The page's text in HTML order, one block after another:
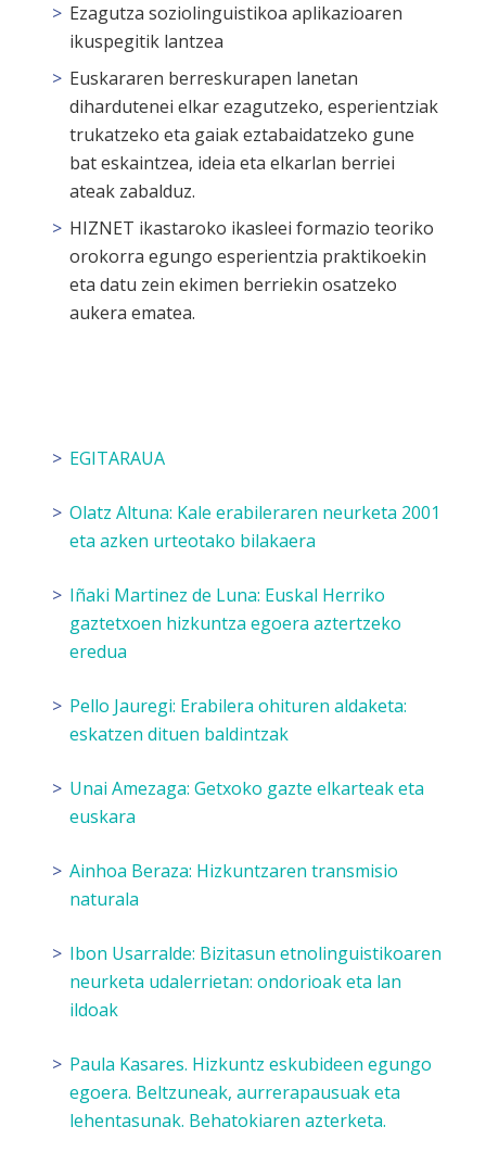
Ezagutza soziolinguistikoa aplikazioaren
ikuspegitik lantzea
Euskararen berreskurapen lanetan
dihardutenei elkar ezagutzeko, esperientziak
trukatzeko eta gaiak eztabaidatzeko gune
bat eskaintzea, ideia eta elkarlan berriei
ateak zabalduz.
HIZNET ikastaroko ikasleei formazio teoriko
orokorra egungo esperientzia praktikoekin
eta datu zein ekimen berriekin osatzeko
aukera ematea.
EGITARAUA
Olatz Altuna: Kale erabileraren neurketa 2001
eta azken urteotako bilakaera
Iñaki Martinez de Luna: Euskal Herriko
gaztetxoen hizkuntza egoera aztertzeko
eredua
Pello Jauregi: Erabilera ohituren aldaketa:
eskatzen dituen baldintzak
Unai Amezaga: Getxoko gazte elkarteak eta
euskara
Ainhoa Beraza: Hizkuntzaren transmisio
naturala
Ibon Usarralde: Bizitasun etnolinguistikoaren
neurketa udalerrietan: ondorioak eta lan
ildoak
Paula Kasares. Hizkuntz eskubideen egungo
egoera. Beltzuneak, aurrerapausuak eta
lehentasunak. Behatokiaren azterketa.